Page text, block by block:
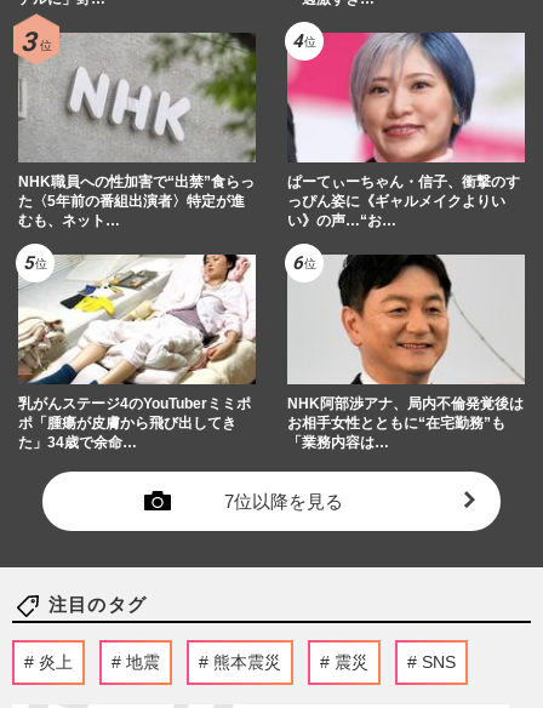
NHK職員への性加害で“出禁”食らっ
た〈5年前の番組出演者〉特定が進
むも、ネット…
ぱーてぃーちゃん・信子、衝撃のす
っぴん姿に《ギャルメイクよりい
い》の声…“お…
乳がんステージ4のYouTuberミミポ
ポ「腫瘍が皮膚から飛び出してき
た」34歳で余命…
NHK阿部渉アナ、局内不倫発覚後は
お相手女性とともに“在宅勤務”も
「業務内容は…
7位以降を見る
注目のタグ
炎上 地震 熊本震災 震災 SNS